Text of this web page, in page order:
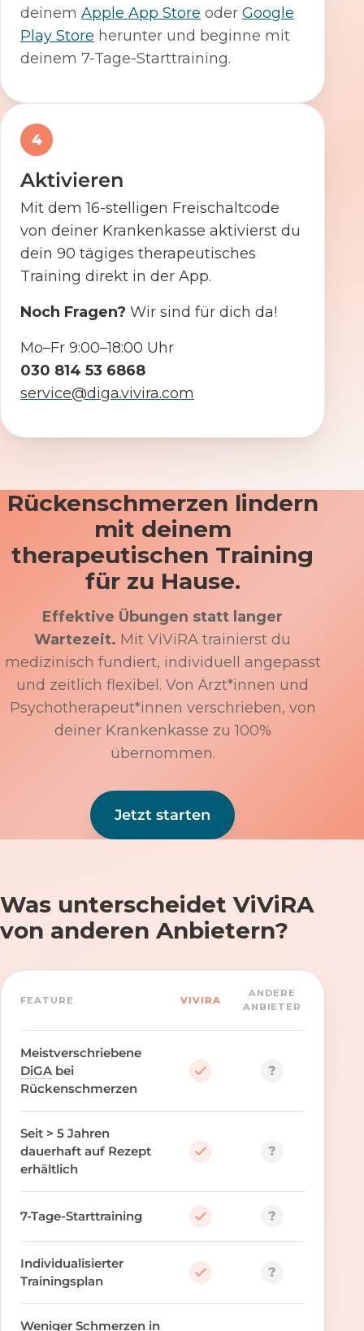
deinem Apple App Store oder Google
Play Store herunter und beginne mit
deinem 7-Tage-Starttraining.
4
Aktivieren
Mit dem 16-stelligen Freischaltcode
von deiner Krankenkasse aktivierst du
dein 90 tägiges therapeutisches
Training direkt in der App.
Noch Fragen? Wir sind für dich da!
Mo–Fr 9:00–18:00 Uhr
030 814 53 6868
service@diga.vivira.com
Rückenschmerzen lindern
mit deinem
therapeutischen Training
für zu Hause.
Effektive Übungen statt langer
Wartezeit. Mit ViViRA trainierst du
medizinisch fundiert, individuell angepasst
und zeitlich flexibel. Von Ärzt*innen und
Psychotherapeut*innen verschrieben, von
deiner Krankenkasse zu 100%
übernommen.
Jetzt starten
Was unterscheidet ViViRA
von anderen Anbietern?
FEATURE VIVIRA
ANDERE
ANBIETER
Meistverschriebene
DiGA bei
Rückenschmerzen
?
Seit > 5 Jahren
dauerhaft auf Rezept
erhältlich
?
7-Tage-Starttraining ?
Individualisierter
Trainingsplan
?
Weniger Schmerzen in